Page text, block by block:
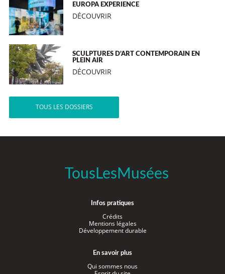
EUROPA EXPERIENCE
DÉCOUVRIR
SCULPTURES D’ART CONTEMPORAIN EN
PLEIN AIR
DÉCOUVRIR
TOUS LES DOSSIERS
TousLesMusées
Infos pratiques
Crédits
Mentions légales
Développement durable
En savoir plus
Qui sommes nous